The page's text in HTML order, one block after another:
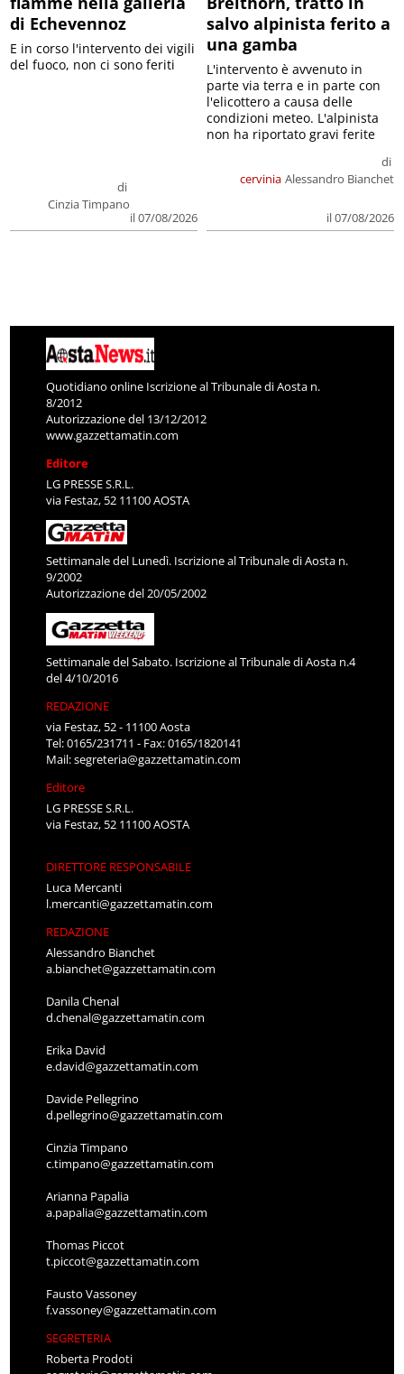
di Echevennoz
di
Cinzia Timpano
il 07/08/2026
E in corso l'intervento dei vigili
del fuoco, non ci sono feriti
salvo alpinista ferito a
una gamba
cervinia
di
Alessandro Bianchet
il 07/08/2026
L'intervento è avvenuto in
parte via terra e in parte con
l'elicottero a causa delle
condizioni meteo. L'alpinista
non ha riportato gravi ferite
Quotidiano online Iscrizione al Tribunale di Aosta n.
8/2012
Autorizzazione del 13/12/2012
www.gazzettamatin.com
Editore
LG PRESSE S.R.L.
via Festaz, 52 11100 AOSTA
Settimanale del Lunedì. Iscrizione al Tribunale di Aosta n.
9/2002
Autorizzazione del 20/05/2002
Settimanale del Sabato. Iscrizione al Tribunale di Aosta n.4
del 4/10/2016
REDAZIONE
via Festaz, 52 - 11100 Aosta
Tel: 0165/231711 - Fax: 0165/1820141
Mail:segreteria@gazzettamatin.com
Editore
LG PRESSE S.R.L.
via Festaz, 52 11100 AOSTA
DIRETTORE RESPONSABILE
Luca Mercanti
l.mercanti@gazzettamatin.com
REDAZIONE
Alessandro Bianchet
a.bianchet@gazzettamatin.com
Danila Chenal
d.chenal@gazzettamatin.com
Erika David
e.david@gazzettamatin.com
Davide Pellegrino
d.pellegrino@gazzettamatin.com
Cinzia Timpano
c.timpano@gazzettamatin.com
Arianna Papalia
a.papalia@gazzettamatin.com
Thomas Piccot
t.piccot@gazzettamatin.com
Fausto Vassoney
f.vassoney@gazzettamatin.com
SEGRETERIA
Roberta Prodoti